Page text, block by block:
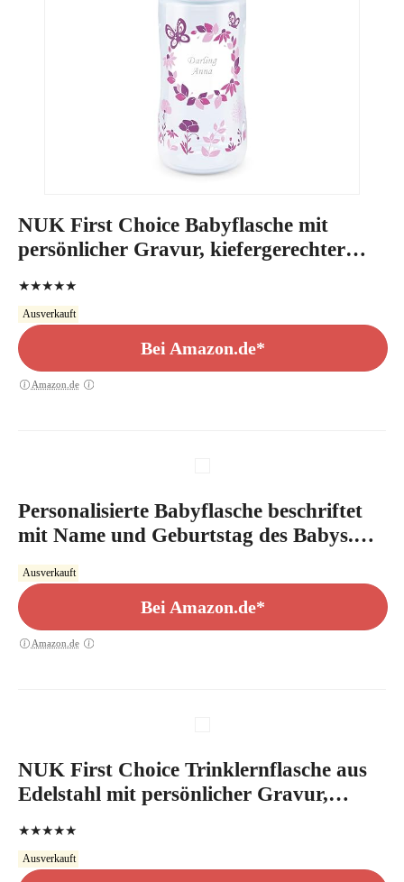
NUK First Choice Babyflasche mit
persönlicher Gravur, kiefergerechter
★★★★★
Ausverkauft
Bei Amazon.de*
Amazon.de
Personalisierte Babyflasche beschriftet
mit Name und Geburtstag des Babys.
Geschenk zur Geburt. Geschenk zur
Taufe. Geburtsgeschenk. Taufgeschenk.
Mit blauem oder rosa Verschluss für
Junge oder Mädchen.
Ausverkauft
Bei Amazon.de*
Amazon.de
NUK First Choice Trinklernflasche aus
Edelstahl mit persönlicher Gravur,
ml, rosa
★★★★★
Ausverkauft